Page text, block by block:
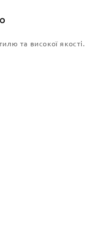
та високої якості.